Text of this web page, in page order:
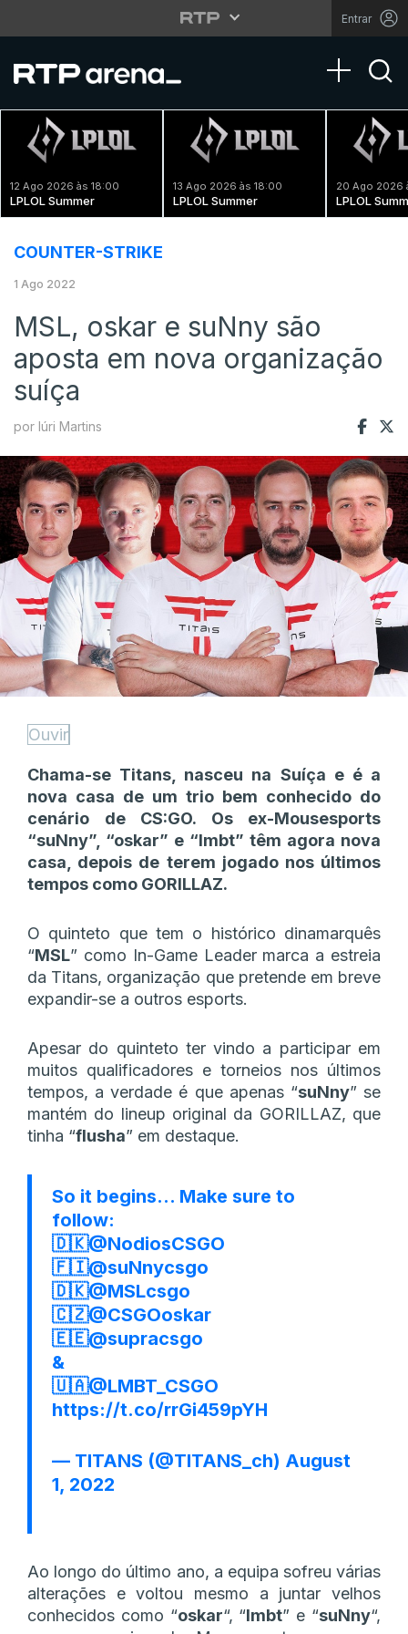
Entrar
Toggle
12 Ago 2026 às 18:00
LPLOL Summer
13 Ago 2026 às 18:00
LPLOL Summer
20 Ago 2026
LPLOL
COUNTER-STRIKE
1 Ago 2022
MSL, oskar e suNny são
aposta em nova organização
suíça
por Iúri Martins
Ouvir
Chama-se Titans, nasceu na Suíça e é a
nova casa de um trio bem conhecido do
cenário de CS:GO. Os ex-Mousesports
“suNny”, “oskar” e “lmbt” têm agora nova
casa, depois de terem jogado nos últimos
tempos como GORILLAZ.
O quinteto que tem o histórico dinamarquês
“MSL” como In-Game Leader marca a estreia
da Titans, organização que pretende em breve
expandir-se a outros esports.
Apesar do quinteto ter vindo a participar em
muitos qualificadores e torneios nos últimos
tempos, a verdade é que apenas “suNny” se
mantém do lineup original da GORILLAZ, que
tinha “flusha” em destaque.
So it begins… Make sure to
follow:
🇩🇰@NodiosCSGO
🇫🇮@suNnycsgo
🇩🇰@MSLcsgo
🇨🇿@CSGOoskar
🇪🇪@supracsgo
&
🇺🇦@LMBT_CSGO
https://t.co/rrGi459pYH
— TITANS (@TITANS_ch) August
1, 2022
Ao longo do último ano, a equipa sofreu várias
alterações e voltou mesmo a juntar velhos
conhecidos como “oskar“, “lmbt” e “suNny“,